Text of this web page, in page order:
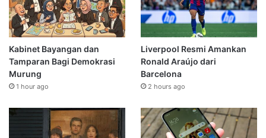
Kabinet Bayangan dan
Tamparan Bagi Demokrasi
Murung
1 hour ago
Liverpool Resmi Amankan
Ronald Araújo dari
Barcelona
2 hours ago